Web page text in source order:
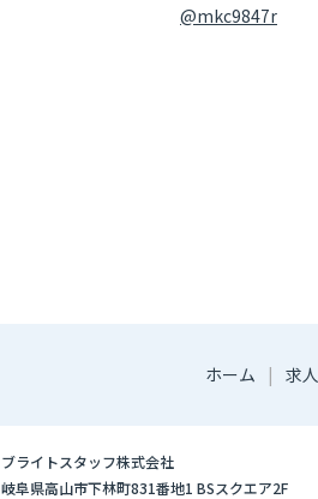
@mkc9847r
ホーム 求
ブライトスタッフ株式会社
岐阜県高山市下林町831番地1 BSスクエア2F